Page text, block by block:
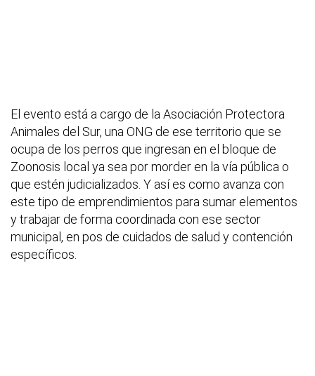
El evento está a cargo de la Asociación Protectora
Animales del Sur, una ONG de ese territorio que se
ocupa de los perros que ingresan en el bloque de
Zoonosis local ya sea por morder en la vía pública o
que estén judicializados. Y así es como avanza con
este tipo de emprendimientos para sumar elementos
y trabajar de forma coordinada con ese sector
municipal, en pos de cuidados de salud y contención
específicos.